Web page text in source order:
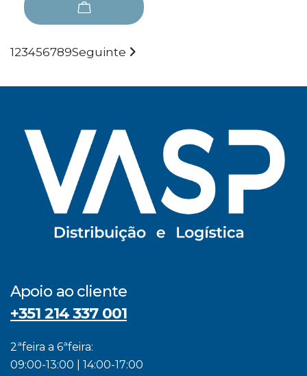
123456789Seguinte
Apoio ao cliente
+351 214 337 001
2ªfeira a 6ªfeira:
09:00-13:00 | 14:00-17:00